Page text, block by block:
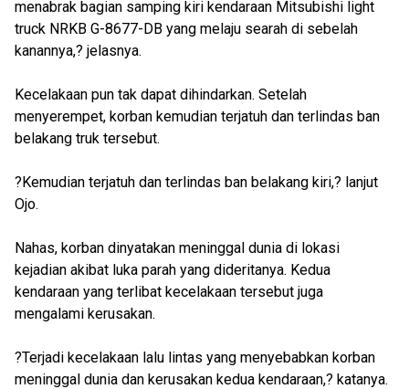
menabrak bagian samping kiri kendaraan Mitsubishi light
truck NRKB G-8677-DB yang melaju searah di sebelah
kanannya,? jelasnya.
Kecelakaan pun tak dapat dihindarkan. Setelah
menyerempet, korban kemudian terjatuh dan terlindas ban
belakang truk tersebut.
?Kemudian terjatuh dan terlindas ban belakang kiri,? lanjut
Ojo.
Nahas, korban dinyatakan meninggal dunia di lokasi
kejadian akibat luka parah yang dideritanya. Kedua
kendaraan yang terlibat kecelakaan tersebut juga
mengalami kerusakan.
?Terjadi kecelakaan lalu lintas yang menyebabkan korban
meninggal dunia dan kerusakan kedua kendaraan,? katanya.